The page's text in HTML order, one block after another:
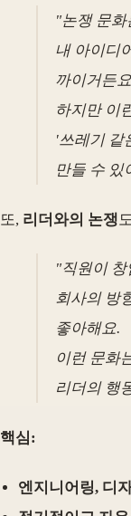
"논쟁 문화
내 아이디
까이거든
하지만 이
'쓰레기 같
만들 수 있
또, 리더와의 논쟁
"직원이
회사의 방
좋아해요.
이런 문화
리더의 행
핵심:
엔지니어링, 디